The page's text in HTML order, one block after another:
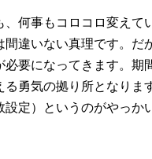
、何事もコロコロ変えて
間違いない真理です。だ
必要になってきます。期
る勇気の拠り所となりま
定）というのがやっか